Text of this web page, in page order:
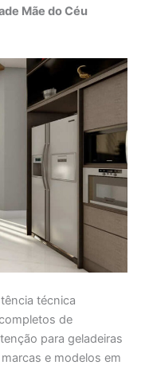
Mãe do Céu
técnica
de
para geladeiras
e modelos em